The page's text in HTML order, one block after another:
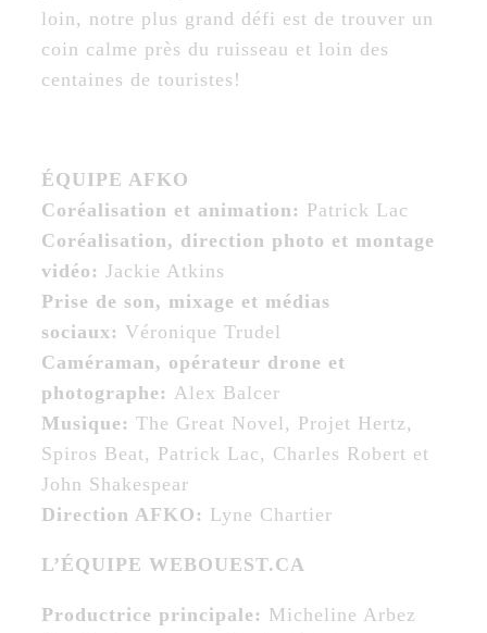
loin, notre plus grand défi est de trouver un
coin calme près du ruisseau et loin des
centaines de touristes!
ÉQUIPE AFKO
Coréalisation et animation: Patrick Lac
Coréalisation, direction photo et montage
vidéo: Jackie Atkins
Prise de son, mixage et médias
sociaux: Véronique Trudel
Caméraman, opérateur drone et
photographe: Alex Balcer
Musique: The Great Novel, Projet Hertz,
Spiros Beat, Patrick Lac, Charles Robert et
John Shakespear
Direction AFKO: Lyne Chartier
L’ÉQUIPE WEBOUEST.CA
Productrice principale: Micheline Arbez